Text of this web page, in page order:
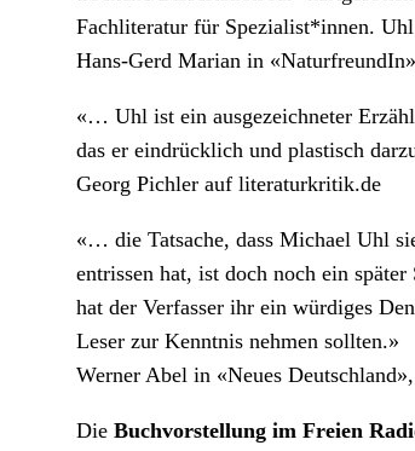
Fachliteratur für Spezialist*innen.
Hans-Gerd Marian in
«… Uhl ist ein ausgezeichneter
das er eindrücklich und plastisch
Georg Pichler auf literaturkritik.de
«… die Tatsache, dass Michael Uhl
entrissen hat, ist doch noch ein
hat der Verfasser ihr ein würdiges
Leser zur Kenntnis nehmen sollten.»
Werner Abel in «Neues
Die Buchvorstellung im Freien